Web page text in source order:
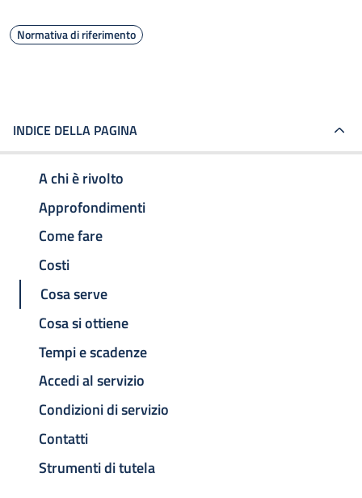
Normativa di riferimento
INDICE DELLA PAGINA
A chi è rivolto
Approfondimenti
Come fare
Costi
Cosa serve
Cosa si ottiene
Tempi e scadenze
Accedi al servizio
Condizioni di servizio
Contatti
Strumenti di tutela